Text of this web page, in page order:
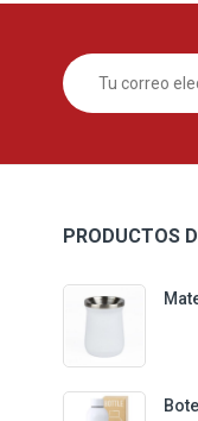
PRODUCTOS